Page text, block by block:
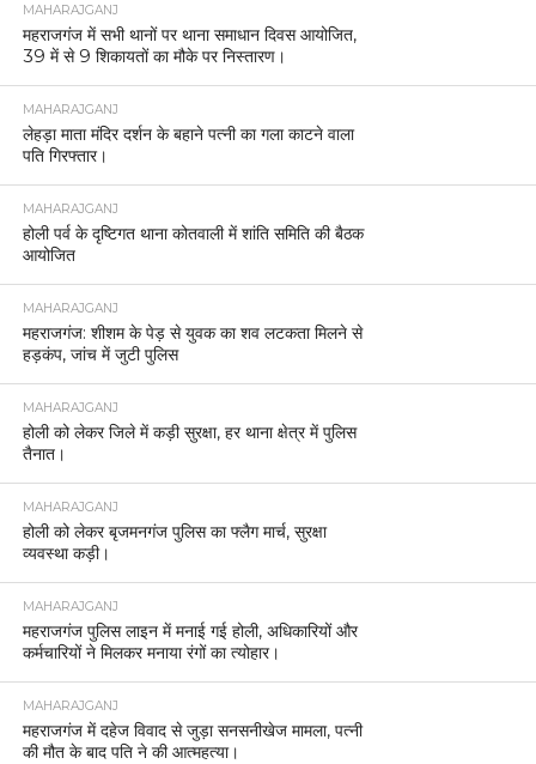
MAHARAJGANJ
महराजगंज में सभी थानों पर थाना समाधान दिवस आयोजित,
39 में से 9 शिकायतों का मौके पर निस्तारण।
MAHARAJGANJ
लेहड़ा माता मंदिर दर्शन के बहाने पत्नी का गला काटने वाला
पति गिरफ्तार।
MAHARAJGANJ
होली पर्व के दृष्टिगत थाना कोतवाली में शांति समिति की बैठक
आयोजित
MAHARAJGANJ
महराजगंज: शीशम के पेड़ से युवक का शव लटकता मिलने से
हड़कंप, जांच में जुटी पुलिस
MAHARAJGANJ
होली को लेकर जिले में कड़ी सुरक्षा, हर थाना क्षेत्र में पुलिस
तैनात।
MAHARAJGANJ
होली को लेकर बृजमनगंज पुलिस का फ्लैग मार्च, सुरक्षा
व्यवस्था कड़ी।
MAHARAJGANJ
महराजगंज पुलिस लाइन में मनाई गई होली, अधिकारियों और
कर्मचारियों ने मिलकर मनाया रंगों का त्योहार।
MAHARAJGANJ
महराजगंज में दहेज विवाद से जुड़ा सनसनीखेज मामला, पत्नी
की मौत के बाद पति ने की आत्महत्या।